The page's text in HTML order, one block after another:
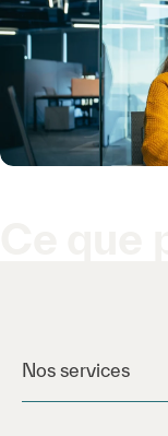
Nos services